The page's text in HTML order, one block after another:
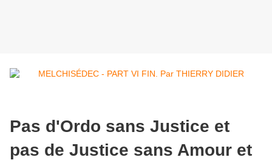
Pas d'Ordo sans Justice et
pas de Justice sans Amour et